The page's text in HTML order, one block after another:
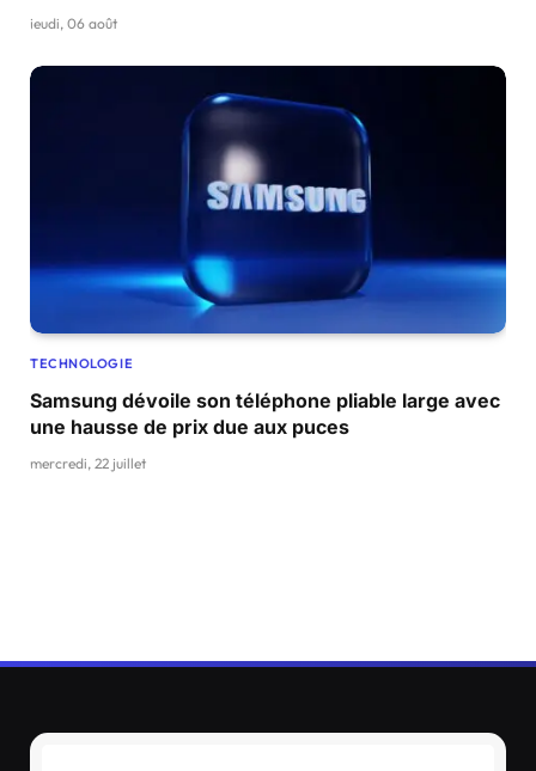
jeudi, 06 août
TECHNOLOGIE
Samsung dévoile son téléphone pliable large avec
une hausse de prix due aux puces
mercredi, 22 juillet